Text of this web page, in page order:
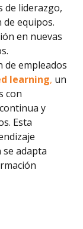
de liderazgo,
equipos.
en nuevas
de empleados
learning, un
con
y
Esta
adapta